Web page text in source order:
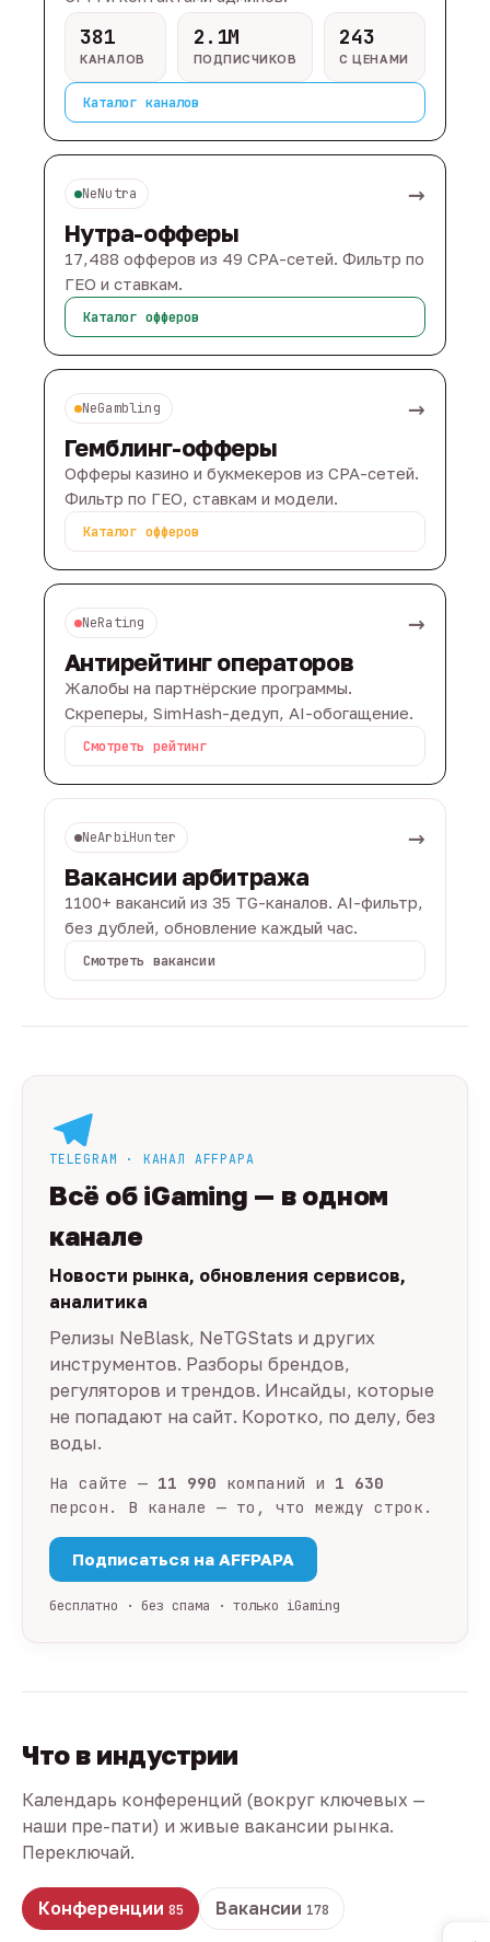
381
КАНАЛОВ
2.1M
ПОДПИСЧИКОВ
243
С ЦЕНАМИ
Каталог каналов
NeNutra →
Нутра-офферы
17,488 офферов из 49 CPA-сетей. Фильтр по
ГЕО и ставкам.
Каталог офферов
NeGambling →
Гемблинг-офферы
Офферы казино и букмекеров из CPA-сетей.
Фильтр по ГЕО, ставкам и модели.
Каталог офферов
NeRating →
Антирейтинг операторов
Жалобы на партнёрские программы.
Скреперы, SimHash-дедуп, AI-обогащение.
Смотреть рейтинг
NeArbiHunter →
Вакансии арбитража
1100+ вакансий из 35 TG-каналов. AI-фильтр,
без дублей, обновление каждый час.
Смотреть вакансии
TELEGRAM · КАНАЛ AFFPAPA
Всё об iGaming — в одном
канале
Новости рынка, обновления сервисов,
аналитика
Релизы NeBlask, NeTGStats и других
инструментов. Разборы брендов,
регуляторов и трендов. Инсайды, которые
не попадают на сайт. Коротко, по делу, без
воды.
На сайте — 11 990 компаний и 1 630
персон. В канале — то, что между строк.
Подписаться на AFFPAPA
бесплатно · без спама · только iGaming
Что в индустрии
Календарь конференций (вокруг ключевых —
наши пре-пати) и живые вакансии рынка.
Переключай.
Конференции 85 Вакансии 178